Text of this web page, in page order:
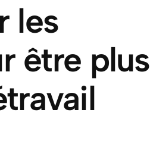
les
être plus